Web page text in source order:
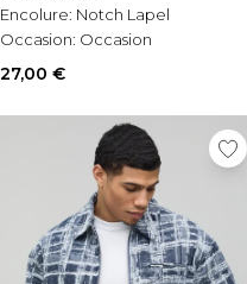
Encolure: Notch Lapel
Occasion: Occasion
27,00 €